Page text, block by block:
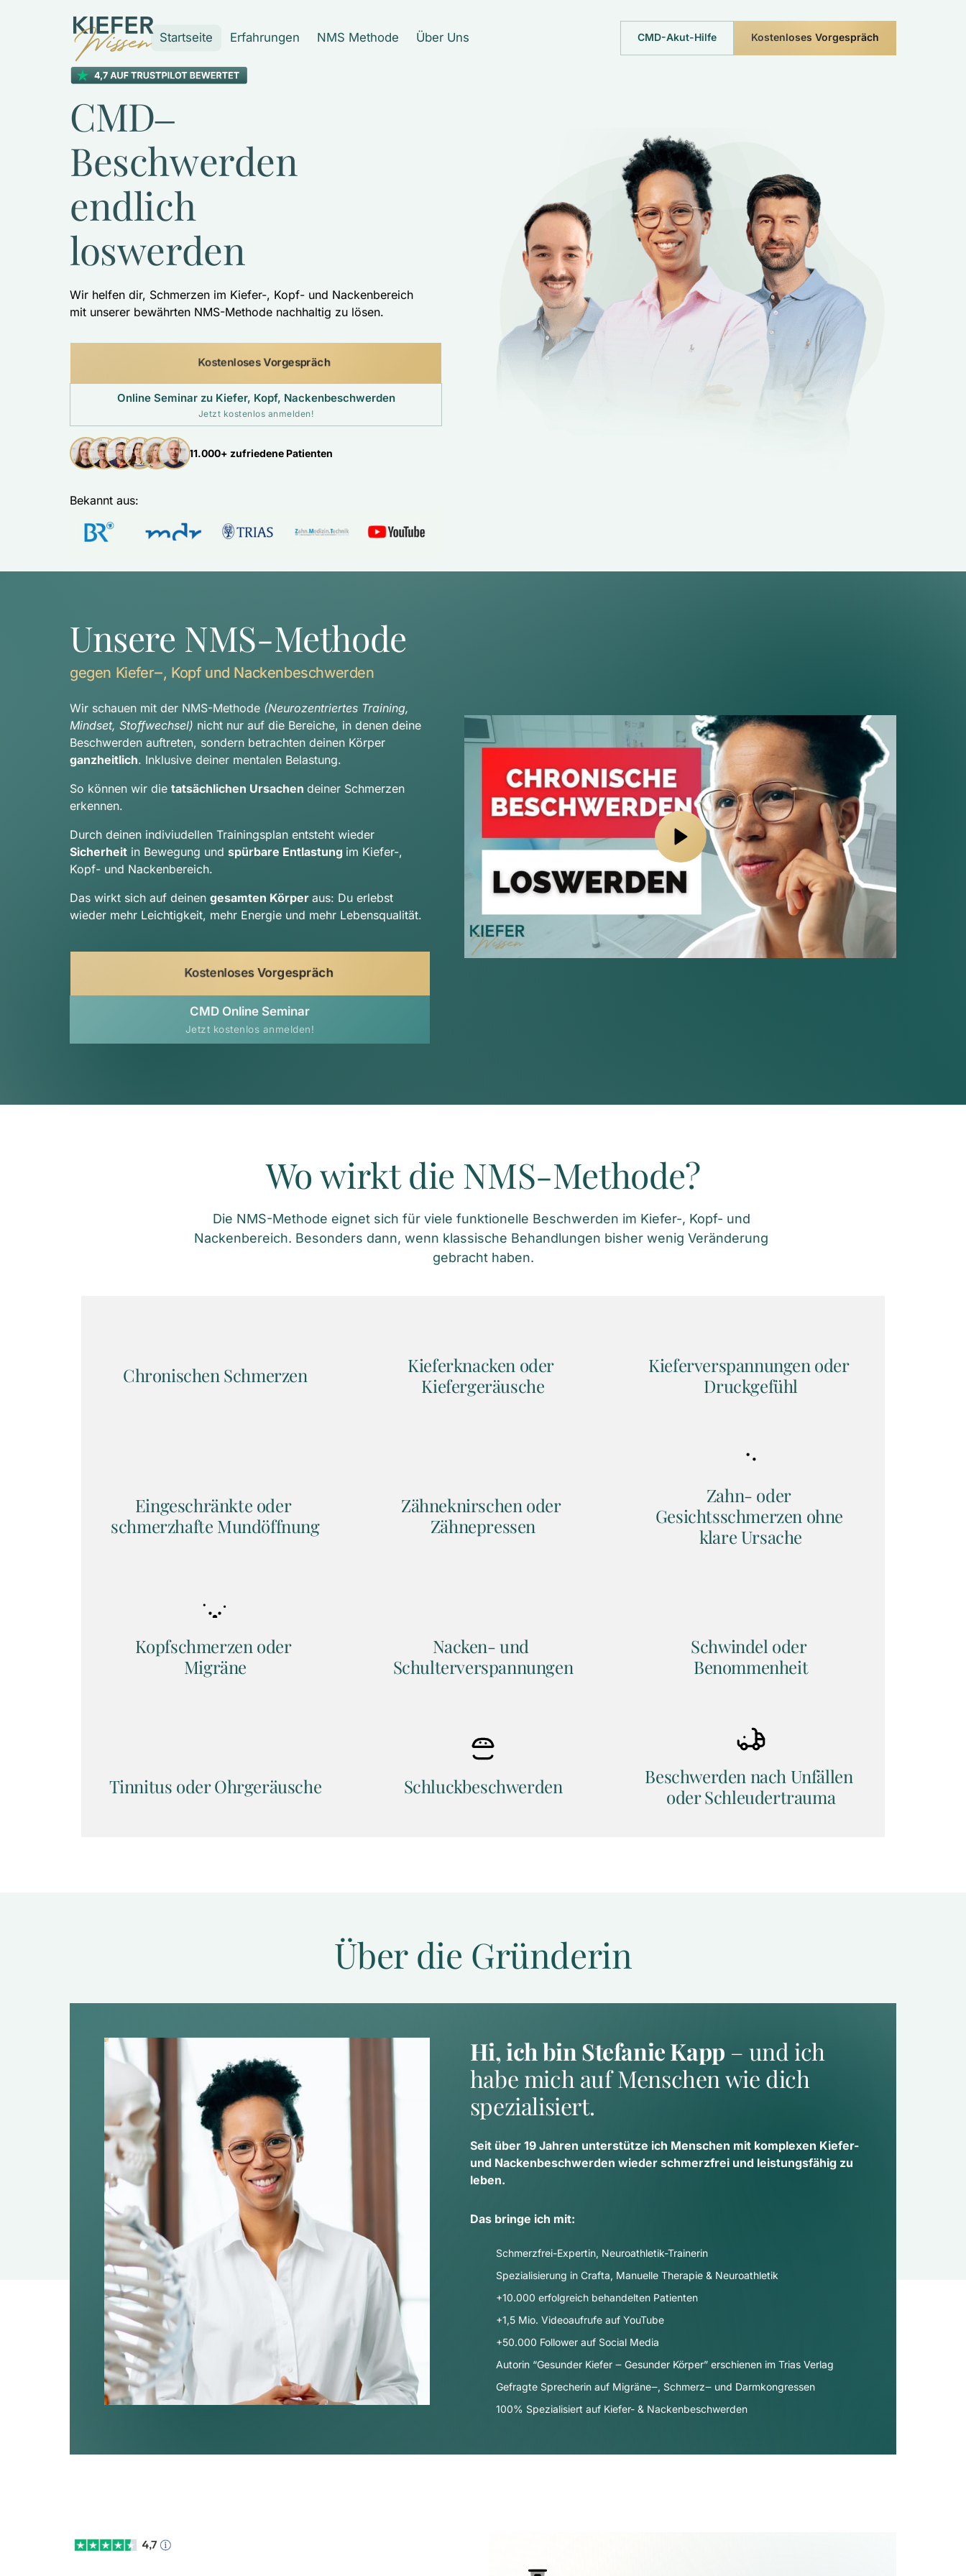
Startseite Erfahrungen NMS Methode Über Uns CMD-Akut-Hilfe Kostenloses Vorgespräch
CMD‒
loswerden
Wir helfen dir, Schmerzen im Kiefer-, Kopf- und Nackenbereich
mit unserer bewährten NMS-Methode nachhaltig zu lösen.
Kostenloses Vorgespräch
Online Seminar zu Kiefer, Kopf, Nackenbeschwerden
Jetzt kostenlos anmelden!
11.000+ zufriedene Patienten
Bekannt aus:
Unsere NMS-Methode
gegen Kiefer‒, Kopf und Nackenbeschwerden
Wir schauen mit der NMS-Methode (Neurozentriertes Training,
Mindset, Stoffwechsel) nicht nur auf die Bereiche, in denen deine
ganzheitlich. Inklusive deiner mentalen Belastung.
So können wir die tatsächlichen Ursachen deiner Schmerzen
erkennen.
Sicherheit in Bewegung und spürbare Entlastung im Kiefer-,
Kopf- und Nackenbereich.
Das wirkt sich auf deinen gesamten Körper aus: Du erlebst
wieder mehr Leichtigkeit, mehr Energie und mehr Lebensqualität.
Kostenloses Vorgespräch
CMD Online Seminar
Jetzt kostenlos anmelden!
Wo wirkt die NMS-Methode?
Die NMS-Methode eignet sich für viele funktionelle Beschwerden im Kiefer-, Kopf- und
Nackenbereich. Besonders dann, wenn klassische Behandlungen bisher wenig Veränderung
gebracht haben.
Chronischen Schmerzen
Kieferknacken oder
Kiefergeräusche
Kieferverspannungen oder
Druckgefühl
Eingeschränkte oder
schmerzhafte Mundöffnung
Zähneknirschen oder
Zähnepressen
Zahn- oder
Gesichtsschmerzen ohne
klare Ursache
Kopfschmerzen oder
Migräne
Nacken- und
Schulterverspannungen
Schwindel oder
Benommenheit
Tinnitus oder Ohrgeräusche Schluckbeschwerden
Beschwerden nach Unfällen
oder Schleudertrauma
Über die Gründerin
Hi, ich bin Stefanie Kapp – und ich
habe mich auf Menschen wie dich
spezialisiert.
Seit über 19 Jahren unterstütze ich Menschen mit komplexen Kiefer-
und Nackenbeschwerden wieder schmerzfrei und leistungsfähig zu
leben.
Das bringe ich mit:
Schmerzfrei-Expertin, Neuroathletik-Trainerin
Spezialisierung in Crafta, Manuelle Therapie & Neuroathletik
+10.000 erfolgreich behandelten Patienten
+1,5 Mio. Videoaufrufe auf YouTube
+50.000 Follower auf Social Media​
Autorin “Gesunder Kiefer ‒ Gesunder Körper” erschienen im Trias Verlag
Gefragte Sprecherin auf Migräne‒, Schmerz‒ und Darmkongressen
100% Spezialisiert auf Kiefer- & Nackenbeschwerden